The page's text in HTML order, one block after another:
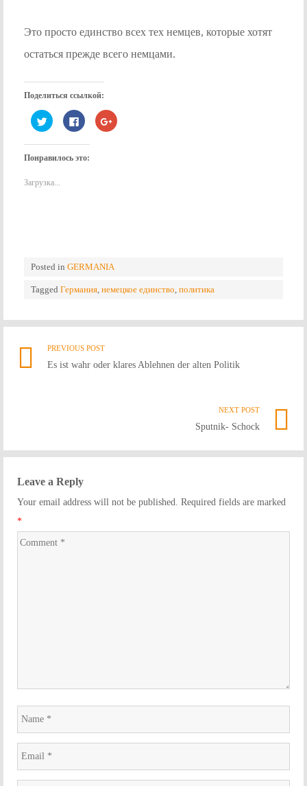
Это просто единство всех тех немцев, которые хотят
остаться прежде всего немцами.
Поделиться ссылкой:
Нажмите,
чтобы
поделиться
на
(Открывается
окне)
Нажмите
здесь,
чтобы
поделиться
на
Нажмите,
чтобы
Понравилось это:
Загрузка...
Posted in GERMANIA
Tagged Германия, немецкое единство, политика
PREVIOUS POST
Es ist wahr oder klares Ablehnen der alten Politik
NEXT POST
Sputnik- Schock
link
Leave a Reply
Your email address will not be published. Required fields are marked
*
Comment
Name
*
Email
*